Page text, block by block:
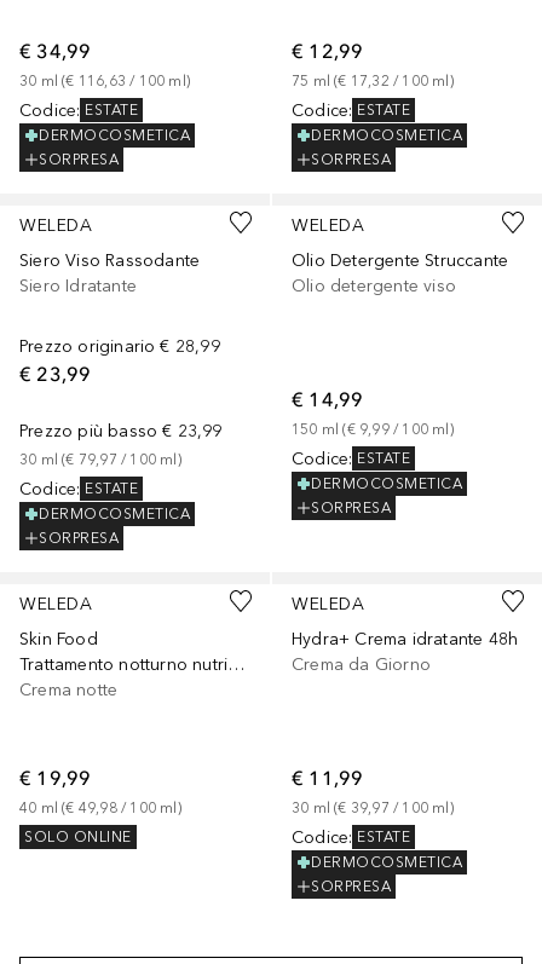
€ 34,99
30 ml (€ 116,63 / 100 ml )
Codice: ESTATE
DERMOCOSMETICA
SORPRESA
€ 12,99
75 ml (€ 17,32 / 100 ml )
Codice: ESTATE
DERMOCOSMETICA
SORPRESA
WELEDA
Siero Viso Rassodante
Siero Idratante
Prezzo originario € 28,99
€ 23,99
Prezzo più basso € 23,99
30 ml (€ 79,97 / 100 ml )
Codice: ESTATE
DERMOCOSMETICA
SORPRESA
WELEDA
Olio Detergente Struccante
Olio detergente viso
€ 14,99
150 ml (€ 9,99 / 100 ml )
Codice: ESTATE
DERMOCOSMETICA
SORPRESA
WELEDA
Skin Food
Trattamento notturno nutriente - rafforza la barriera cutanea e rigenera la pelle secca del viso
Crema notte
€ 19,99
40 ml (€ 49,98 / 100 ml )
SOLO ONLINE
WELEDA
Hydra+ Crema idratante 48h
Crema da Giorno
€ 11,99
30 ml (€ 39,97 / 100 ml )
Codice: ESTATE
DERMOCOSMETICA
SORPRESA